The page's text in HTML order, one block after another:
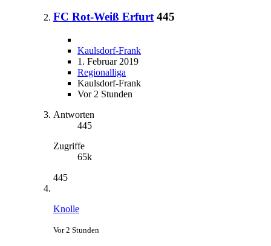
FC Rot-Weiß Erfurt 445
Kaulsdorf-Frank
1. Februar 2019
Regionalliga
Kaulsdorf-Frank
Vor 2 Stunden
Antworten
445
Zugriffe
65k
445
Knolle
Vor 2 Stunden